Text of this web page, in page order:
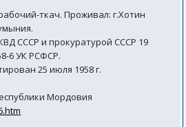
ткач. Проживал: г.Хотин
СССР и прокуратурой СССР 19
6 УК РСФСР.
25 июля 1958 г.
Мордовия